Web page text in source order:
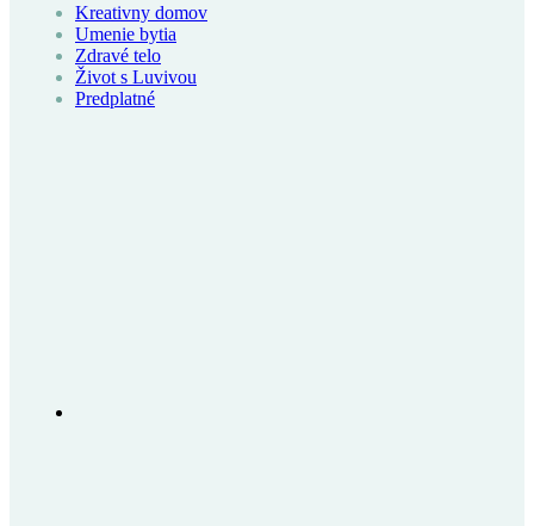
Kreativny domov
Umenie bytia
Zdravé telo
Život s Luvivou
Predplatné